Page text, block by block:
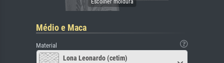
Médio e Maca
Material
Lona Leonardo (cetim)